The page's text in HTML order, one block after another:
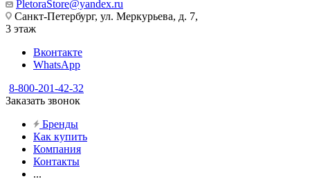
PletoraStore@yandex.ru
Санкт-Петербург, ул. Меркурьева, д. 7,
3 этаж
Вконтакте
WhatsApp
8-800-201-42-32
Заказать звонок
Бренды
Как купить
Компания
Контакты
...